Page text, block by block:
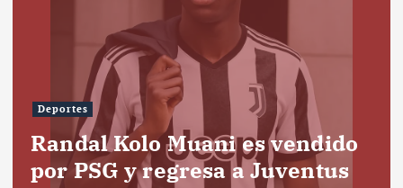
Deportes
Randal Kolo Muani es vendido
por PSG y regresa a Juventus